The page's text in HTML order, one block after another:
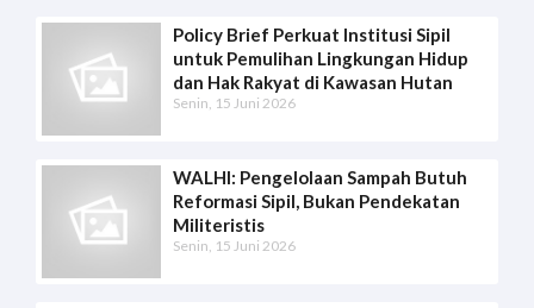
Penyelesaian kepada Sektor Publik
dan Swasta Jepang
Policy Brief Perkuat Institusi Sipil
untuk Pemulihan Lingkungan Hidup
dan Hak Rakyat di Kawasan Hutan
Senin, 15 Juni 2026
WALHI: Pengelolaan Sampah Butuh
Reformasi Sipil, Bukan Pendekatan
Militeristis
Senin, 15 Juni 2026